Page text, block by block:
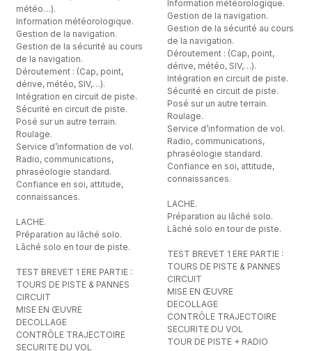
météo…).
Information météorologique.
Gestion de la navigation.
Gestion de la sécurité au cours
de la navigation.
Déroutement : (Cap, point,
dérive, météo, SIV,…).
Intégration en circuit de piste.
Sécurité en circuit de piste.
Posé sur un autre terrain.
Roulage.
Service d’information de vol.
Radio, communications,
phraséologie standard.
Confiance en soi, attitude,
connaissances.
LACHE.
Préparation au lâché solo.
Lâché solo en tour de piste.
TEST BREVET 1 ERE PARTIE :
TOURS DE PISTE & PANNES
CIRCUIT
MISE EN ŒUVRE
DECOLLAGE
CONTRÔLE TRAJECTOIRE
SECURITE DU VOL
Information météorologique.
Gestion de la navigation.
Gestion de la sécurité au cours
de la navigation.
Déroutement : (Cap, point,
dérive, météo, SIV,…).
Intégration en circuit de piste.
Sécurité en circuit de piste.
Posé sur un autre terrain.
Roulage.
Service d’information de vol.
Radio, communications,
phraséologie standard.
Confiance en soi, attitude,
connaissances.
LACHE.
Préparation au lâché solo.
Lâché solo en tour de piste.
TEST BREVET 1 ERE PARTIE :
TOURS DE PISTE & PANNES
CIRCUIT
MISE EN ŒUVRE
DECOLLAGE
CONTRÔLE TRAJECTOIRE
SECURITE DU VOL
TOUR DE PISTE + RADIO